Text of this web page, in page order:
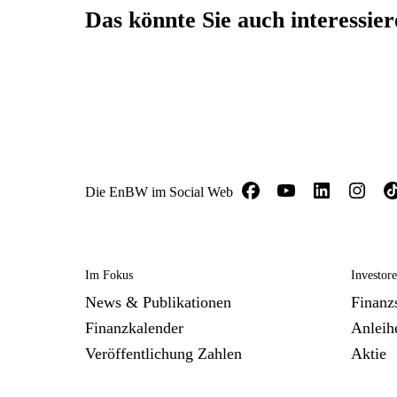
Das könnte Sie auch
Die EnBW im Social Web
Im Fokus
News & Publikationen
Finanzkalender
Veröffentlichung Zahlen
Aktie